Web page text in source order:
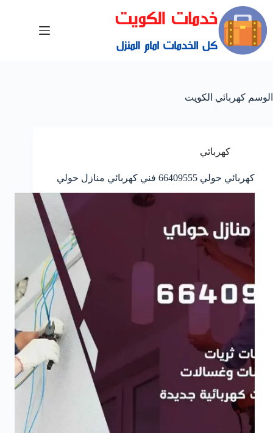
الوسم كهربائي الكويت
كهربائي
كهربائي حولي 66409555 فني كهربائي منازل حولي